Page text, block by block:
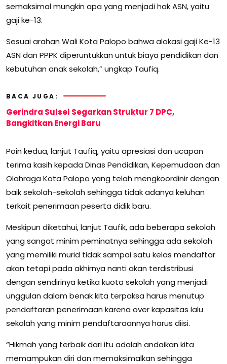
semaksimal mungkin apa yang menjadi hak ASN, yaitu
gaji ke-13.
Sesuai arahan Wali Kota Palopo bahwa alokasi gaji Ke-13
ASN dan PPPK diperuntukkan untuk biaya pendidikan dan
kebutuhan anak sekolah,” ungkap Taufiq.
BACA JUGA:
Gerindra Sulsel Segarkan Struktur 7 DPC,
Bangkitkan Energi Baru
Poin kedua, lanjut Taufiq, yaitu apresiasi dan ucapan
terima kasih kepada Dinas Pendidikan, Kepemudaan dan
Olahraga Kota Palopo yang telah mengkoordinir dengan
baik sekolah-sekolah sehingga tidak adanya keluhan
terkait penerimaan peserta didik baru.
Meskipun diketahui, lanjut Taufik, ada beberapa sekolah
yang sangat minim peminatnya sehingga ada sekolah
yang memiliki murid tidak sampai satu kelas mendaftar
akan tetapi pada akhirnya nanti akan terdistribusi
dengan sendirinya ketika kuota sekolah yang menjadi
unggulan dalam benak kita terpaksa harus menutup
pendaftaran penerimaan karena over kapasitas lalu
sekolah yang minim pendaftaraannya harus diisi.
“Hikmah yang terbaik dari itu adalah andaikan kita
memampukan diri dan memaksimalkan sehingga